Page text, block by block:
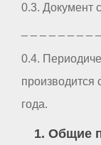
0.3. Документ
_ _ _ _ _ _ _ _
0.4.
года.
1. Общие